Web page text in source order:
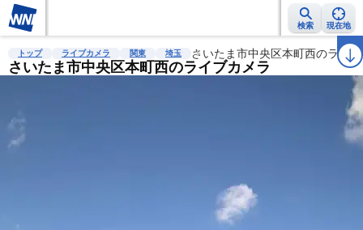
検索 現在地
雨雲レーダー 台風情報 地震情報 警報・注意報 2週間天気 ラ
トップ ライブカメラ 関東 埼玉 さいたま市中央区本町西のライ
さいたま市中央区本町西のライブカメラ